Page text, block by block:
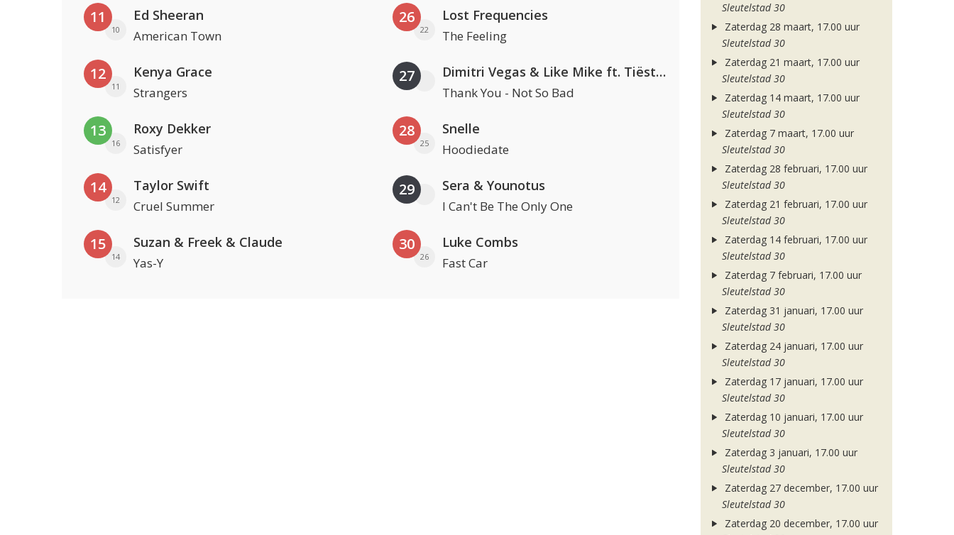
11
10
Ed Sheeran
American Town
12
11
Kenya Grace
Strangers
13
16
Roxy Dekker
Satisfyer
14
12
Taylor Swift
Cruel Summer
15
14
Suzan & Freek & Claude
Yas-Y
26
22
Lost Frequencies
The Feeling
27 Dimitri Vegas & Like Mike ft. Tiësto, W&W & Dido
Thank You - Not So Bad
28
25
Snelle
Hoodiedate
29 Sera & Younotus
I Can't Be The Only One
30
26
Luke Combs
Fast Car
Sleutelstad 30
Zaterdag 28 maart, 17.00 uur
Sleutelstad 30
Zaterdag 21 maart, 17.00 uur
Sleutelstad 30
Zaterdag 14 maart, 17.00 uur
Sleutelstad 30
Zaterdag 7 maart, 17.00 uur
Sleutelstad 30
Zaterdag 28 februari, 17.00 uur
Sleutelstad 30
Zaterdag 21 februari, 17.00 uur
Sleutelstad 30
Zaterdag 14 februari, 17.00 uur
Sleutelstad 30
Zaterdag 7 februari, 17.00 uur
Sleutelstad 30
Zaterdag 31 januari, 17.00 uur
Sleutelstad 30
Zaterdag 24 januari, 17.00 uur
Sleutelstad 30
Zaterdag 17 januari, 17.00 uur
Sleutelstad 30
Zaterdag 10 januari, 17.00 uur
Sleutelstad 30
Zaterdag 3 januari, 17.00 uur
Sleutelstad 30
Zaterdag 27 december, 17.00 uur
Sleutelstad 30
Zaterdag 20 december, 17.00 uur